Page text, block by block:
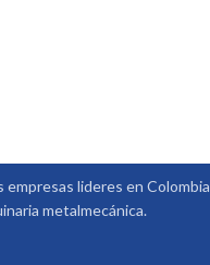
lideres en Colombia
metalmecánica.